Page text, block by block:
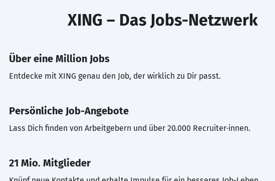
XING – Das Jobs-Netzwerk
Über eine Million Jobs
Entdecke mit XING genau den Job, der wirklich zu Dir passt.
Persönliche Job-Angebote
Lass Dich finden von Arbeitgebern und über 20.000 Recruiter·innen.
21 Mio. Mitglieder